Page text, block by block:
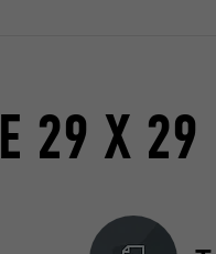
29 X 29